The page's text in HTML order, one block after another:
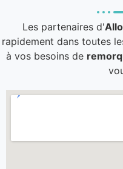
Les partenaires d'
rapidement dans toutes
à vos besoins de